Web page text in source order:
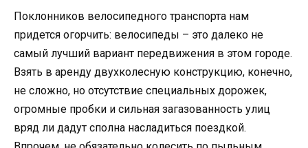
Поклонников велосипедного транспорта нам
придется огорчить: велосипеды – это далеко не
самый лучший вариант передвижения в этом городе.
Взять в аренду двухколесную конструкцию, конечно,
не сложно, но отсутствие специальных дорожек,
огромные пробки и сильная загазованность улиц
вряд ли дадут сполна насладиться поездкой.